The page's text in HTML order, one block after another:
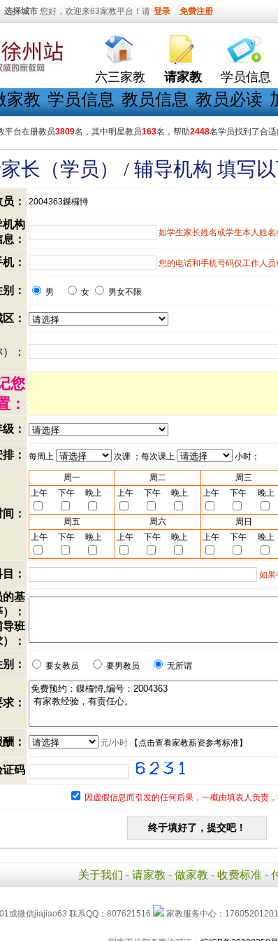
选择城市 您好，欢迎来63家教平台！请 登录 免费注册
六三家教 请家教 学员信息
家教 学员信息 教员信息 教员必读
平台在册教员3809名，其中明星教员163名，帮助2448名学员找到了合
长（学员） / 辅导机构 填写
： 2004363鏁欏憳
机构
：
如学生家长姓名或学生本人姓
： 您的电话和手机号码仅工作人
： 男 女 男女不限
：
：
您
：
：
： 每周上 次课 ；每次课上 小时；
：
周一 周二 周三
上午
下午 晚上 上午 下午 晚上 上午 下午 晚上
周五 周六 周日
上午 下午 晚上 上午 下午 晚上 上午 下午 晚上
： 如果
的基
：
导班
：
：
要女教员 要男教员 无所谓
：
： 元/小时【 点击查看家教薪资参考标准】
证码
因虚假信息而引发的任何后果，一概由填表人负责，
关于我们 - 请家教 - 做家教 - 收费标准 -
或微信jiajiao63 联系QQ：807621516 家教服务中心：